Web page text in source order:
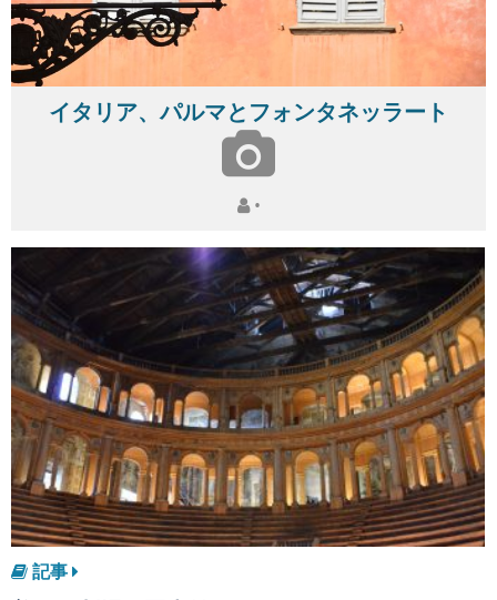
イタリア、パルマとフォンタネッラート
•
記事